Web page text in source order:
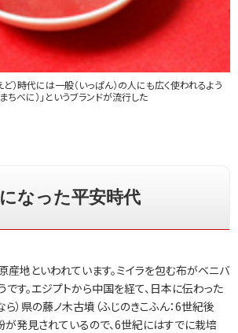
）時代には一般（いっぱん）の人にも広く使われるよう
ちべに）」というブランドが流行した
なった平安時代
産地といわれています。ミイラを包む布がベニバ
す。エジプトから中国を経て、日本に伝わった
ら）県の藤ノ木古墳（ふじのきこふん：6世紀後
が発見されているので、6世紀にはすでに栽培